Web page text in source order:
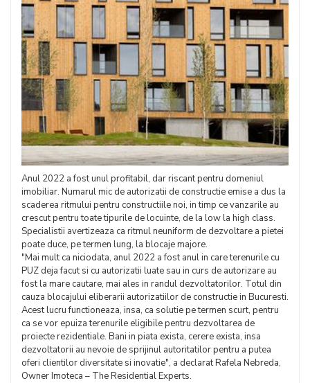
Anul 2022 a fost unul profitabil, dar riscant pentru domeniul
imobiliar. Numarul mic de autorizatii de constructie emise a dus la
scaderea ritmului pentru constructiile noi, in timp ce vanzarile au
crescut pentru toate tipurile de locuinte, de la low la high class.
Specialistii avertizeaza ca ritmul neuniform de dezvoltare a pietei
poate duce, pe termen lung, la blocaje majore.
"Mai mult ca niciodata, anul 2022 a fost anul in care terenurile cu
PUZ deja facut si cu autorizatii luate sau in curs de autorizare au
fost la mare cautare, mai ales in randul dezvoltatorilor. Totul din
cauza blocajului eliberarii autorizatiilor de constructie in Bucuresti.
Acest lucru functioneaza, insa, ca solutie pe termen scurt, pentru
ca se vor epuiza terenurile eligibile pentru dezvoltarea de
proiecte rezidentiale. Bani in piata exista, cerere exista, insa
dezvoltatorii au nevoie de sprijinul autoritatilor pentru a putea
oferi clientilor diversitate si inovatie", a declarat Rafela Nebreda,
Owner Imoteca – The Residential Experts.